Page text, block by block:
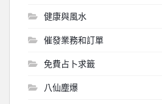
健康與風水
催發業務和訂單
免費占卜求籤
八仙塵爆